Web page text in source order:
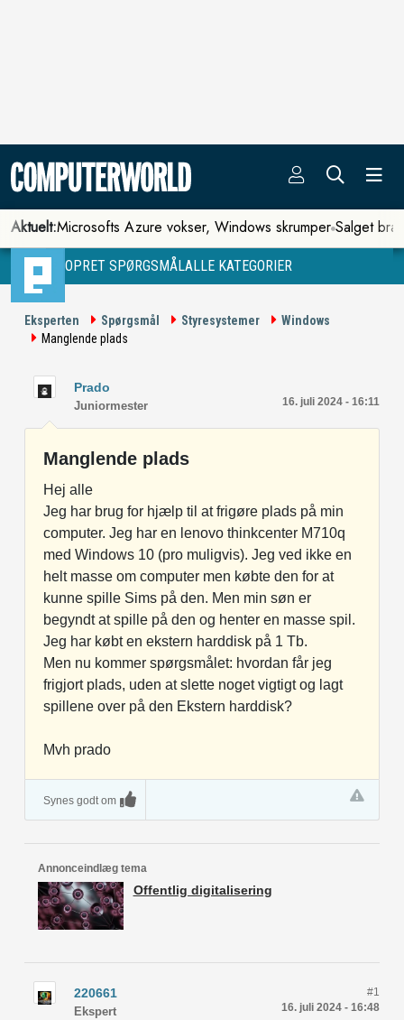
Aktuelt:Microsofts Azure vokser, Windows skrumper Salget
OPRET SPØRGSMÅLALLE KATEGORIER
Eksperten Spørgsmål Styresystemer
Windows
Manglende plads
Prado
Juniormester 16. juli 2024 - 16:11
Manglende plads
Hej alle
Jeg har brug for hjælp til at frigøre plads på min
computer. Jeg har en lenovo thinkcenter M710q
med Windows 10 (pro muligvis). Jeg ved ikke en
helt masse om computer men købte den for at
kunne spille Sims på den. Men min søn er
begyndt at spille på den og henter en masse spil.
Jeg har købt en ekstern harddisk på 1 Tb.
Men nu kommer spørgsmålet: hvordan får jeg
frigjort plads, uden at slette noget vigtigt og lagt
spillene over på den Ekstern harddisk?
Mvh prado
Synes godt om
Annonceindlæg tema
Offentlig digitalisering
220661
Ekspert 16. juli 2024 - 16:48
#1